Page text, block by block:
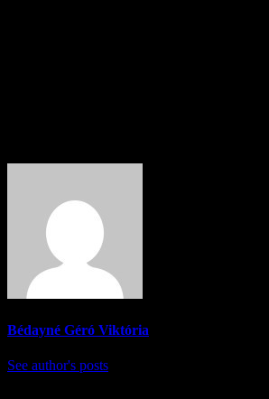
Bédayné Géró Viktória
See author's posts